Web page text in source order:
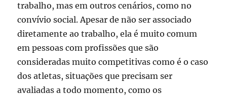
trabalho, mas em outros cenários, como no
convívio social. Apesar de não ser associado
diretamente ao trabalho, ela é muito comum
em pessoas com profissões que são
consideradas muito competitivas como é o caso
dos atletas, situações que precisam ser
avaliadas a todo momento, como os